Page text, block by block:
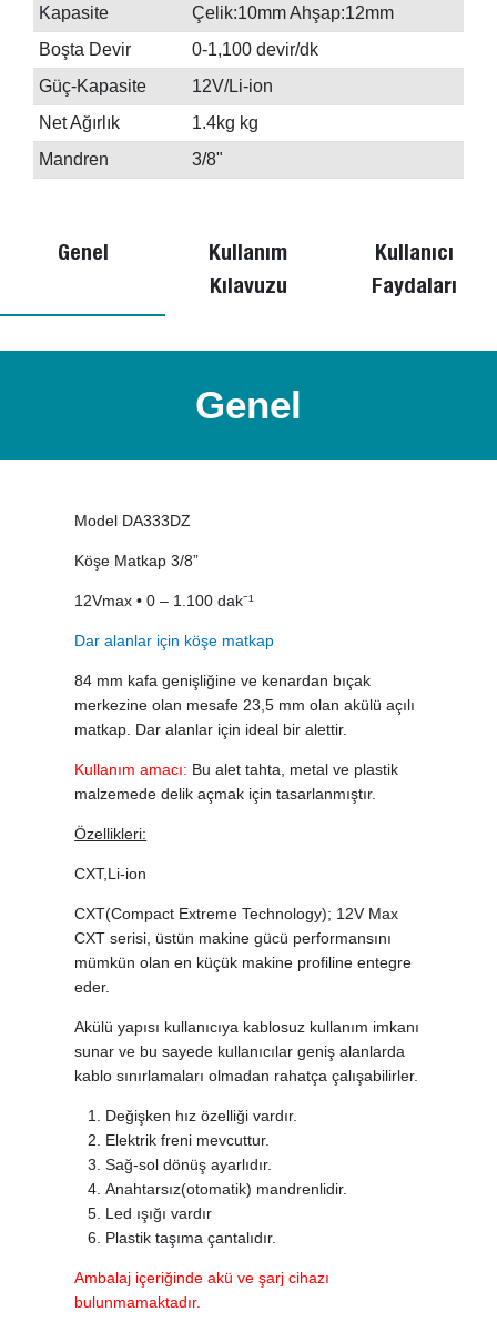
Kapasite
Çelik:10mm Ahşap:12mm
Boşta Devir
0-1,100 devir/dk
Güç-Kapasite
12V/Li-ion
Net Ağırlık
1.4kg kg
Mandren
3/8"
Genel
Kullanım
Kılavuzu
Kullanıcı
Faydaları
Genel
Model DA333DZ
Köşe Matkap 3/8”
12Vmax • 0 – 1.100 dak⁻¹
Dar alanlar için köşe matkap
84 mm kafa genişliğine ve kenardan bıçak
merkezine olan mesafe 23,5 mm olan akülü açılı
matkap. Dar alanlar için ideal bir alettir.
Kullanım amacı: Bu alet tahta, metal ve plastik
malzemede delik açmak için tasarlanmıştır.
Özellikleri:
CXT,Li-ion
CXT(Compact Extreme Technology); 12V Max
CXT serisi, üstün makine gücü performansını
mümkün olan en küçük makine profiline entegre
eder.
Akülü yapısı kullanıcıya kablosuz kullanım imkanı
sunar ve bu sayede kullanıcılar geniş alanlarda
kablo sınırlamaları olmadan rahatça çalışabilirler.
Değişken hız özelliği vardır.
Elektrik freni mevcuttur.
Sağ-sol dönüş ayarlıdır.
Anahtarsız(otomatik) mandrenlidir.
Led ışığı vardır
Plastik taşıma çantalıdır.
Ambalaj içeriğinde akü ve şarj cihazı
bulunmamaktadır.